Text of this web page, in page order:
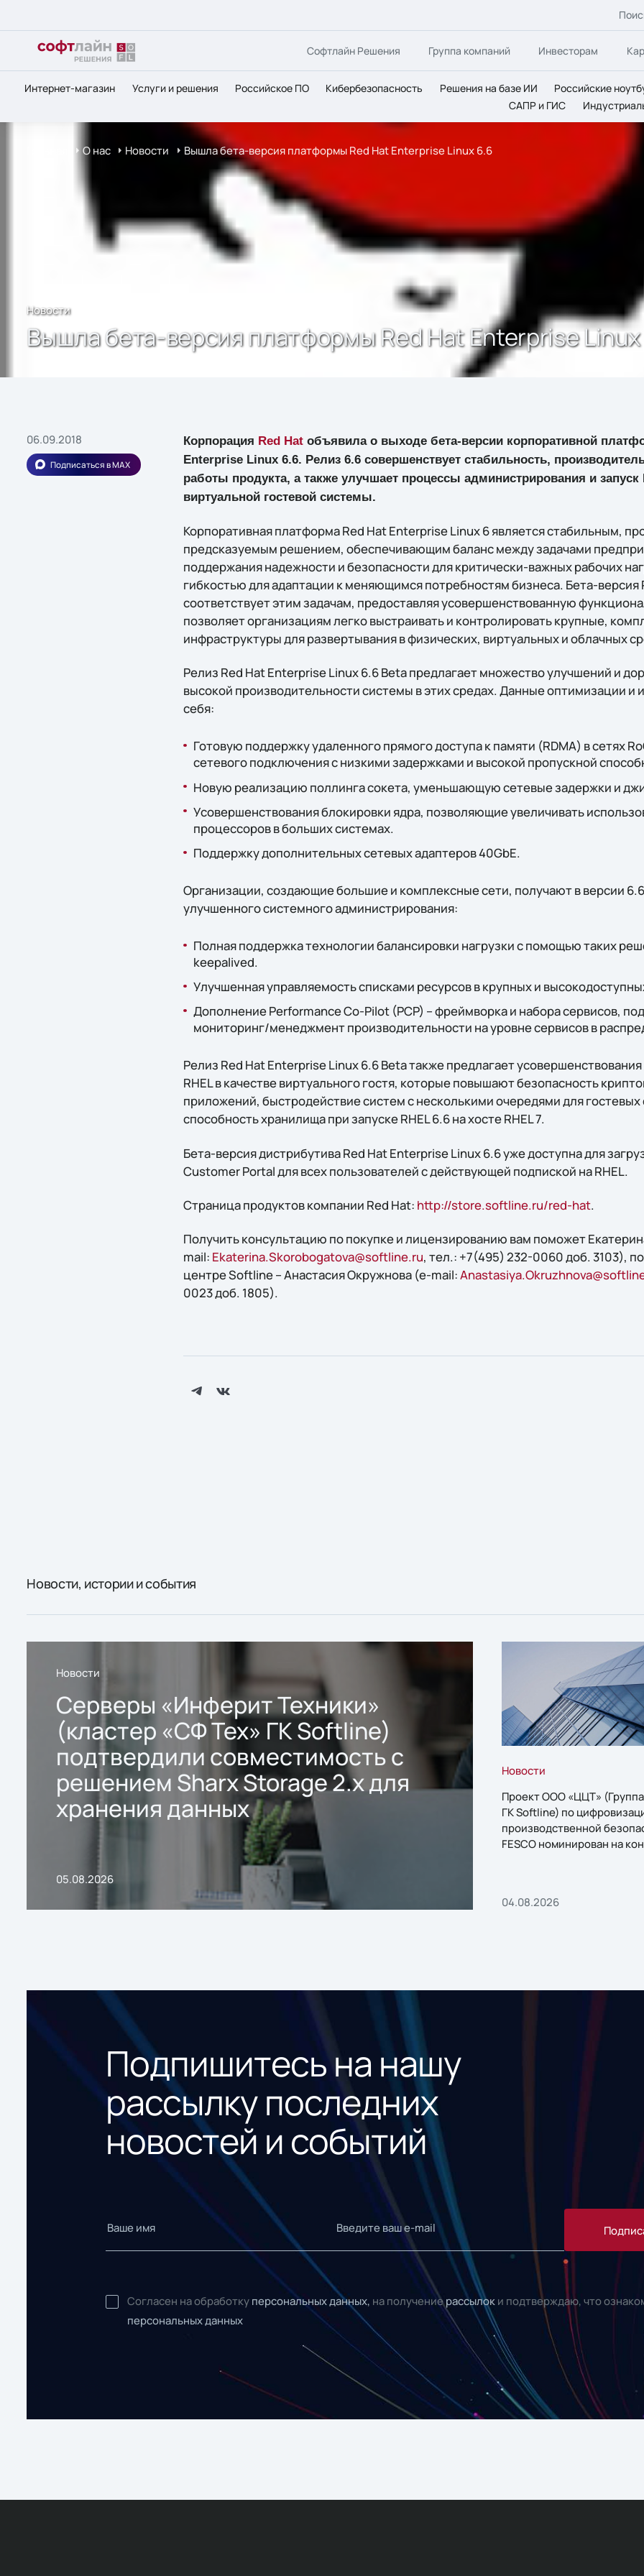
Софтлайн Решения Группа компаний Инвесторам
Интернет-магазин Услуги и решения Российское ПО Кибербезопасность Решения на базе ИИ Российские
САПР и ГИС
О нас Новости Вышла бета-версия платформы Red Hat Enterprise Linux 6.6
Новости
Вышла бета-версия платформы Red Hat Enterprise
06.09.2018
Подписаться в MAX
Корпорация Red Hatобъявила о выходе бета-версии корпоративной
Enterprise Linux 6.6. Релиз 6.6 совершенствует стабильность,
работы продукта, а также улучшает процессы администрирования и запуск
виртуальной гостевой системы.
Корпоративная платформа Red Hat Enterprise Linux 6 является стабильным,
предсказуемым решением, обеспечивающим баланс между задачами
поддержания надежности и безопасности для критически-важных рабочих
гибкостью для адаптации к меняющимся потребностям бизнеса. Бета-версия
соответствует этим задачам, предоставляя усовершенствованную
позволяет организациям легко выстраивать и контролировать крупные,
инфраструктуры для развертывания в физических, виртуальных и облачных
Релиз Red Hat Enterprise Linux 6.6 Beta предлагает множество улучшений и
высокой производительности системы в этих средах. Данные оптимизации и
себя:
Готовую поддержку удаленного прямого доступа к памяти (RDMA) в сетях
сетевого подключения с низкими задержками и высокой пропускной
Новую реализацию поллинга сокета, уменьшающую сетевые задержки и
Усовершенствования блокировки ядра, позволяющие увеличивать
процессоров в больших системах.
Поддержку дополнительных сетевых адаптеров 40GbE.
Организации, создающие большие и комплексные сети, получают в версии
улучшенного системного администрирования:
Полная поддержка технологии балансировки нагрузки с помощью таких
keepalived.
Улучшенная управляемость списками ресурсов в крупных и
Дополнение Performance Co-Pilot (PCP) – фреймворка и набора сервисов,
мониторинг/менеджмент производительности на уровне сервисов в
Релиз Red Hat Enterprise Linux 6.6 Beta также предлагает
RHEL в качестве виртуального гостя, которые повышают безопасность
приложений, быстродействие систем с несколькими очередями для
способность хранилища при запуске RHEL 6.6 на хосте RHEL 7.
Бета-версия дистрибутива Red Hat Enterprise Linux 6.6 уже доступна для
Customer Portal для всех пользователей с действующей подпиской на RHEL.
Страница продуктов компании Red Hat: http://store.softline.ru/red-hat.
Получить консультацию по покупке и лицензированию вам поможет
mail: Ekaterina.Skorobogatova@softline.ru, тел.: +7(495) 232-0060 доб. 3103),
центре Softline – Анастасия Окружнова (e-mail:
0023 доб. 1805).
Новости, истории и события
Новости
Серверы «Инферит Техники»
(кластер «СФ Тех» ГК Softline)
подтвердили совместимость с
решением Sharx Storage 2.x для
хранения данных
05.08.2026
Новости
Проект ООО «ЦЦТ»
ГК Softline) по
производственной
FESCO номинирован на
04.08.2026
Подпишитесь на нашу
рассылку последних
новостей и событий
Согласен на обработку персональных данных, на получениерассылок и подтверждаю, что
персональных данных